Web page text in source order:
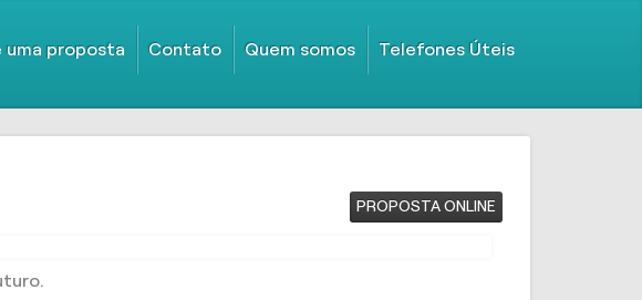
uma proposta Contato Quem somos Telefones Úteis
PROPOSTA ONLINE